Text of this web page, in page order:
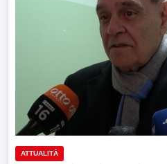
ATTUALITÀ